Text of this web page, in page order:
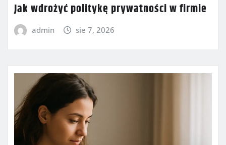
Jak wdrożyć politykę prywatności w firmie
admin sie 7, 2026